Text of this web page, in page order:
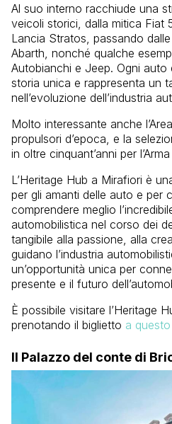
Al suo interno racchiude una
veicoli storici, dalla mitica Fiat
Lancia Stratos, passando
Abarth, nonché qualche
Autobianchi e Jeep. Ogni
storia unica e rappresenta un
nell’evoluzione dell’industria
Molto interessante anche
propulsori d’epoca, e la
in oltre cinquant’anni per
L’Heritage Hub a Mirafiori è
per gli amanti delle auto e per
comprendere meglio
automobilistica nel corso dei
tangibile alla passione, alla
guidano l’industria
un’opportunità unica per
presente e il futuro
È possibile visitare l’Heritage
prenotando il biglietto a
Il Palazzo del conte di